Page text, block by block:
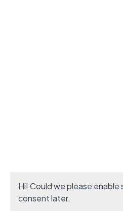
Hi! Could we please
consent later.